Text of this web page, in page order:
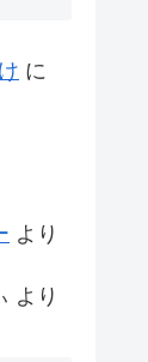
に
より
より